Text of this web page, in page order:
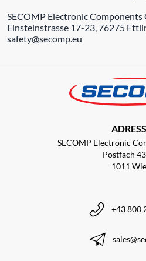
SECOMP Electronic Components
Einsteinstrasse 17-23, 76275
safety@secomp.eu
SECOMP Electronic
Postfach
1011
+43 800